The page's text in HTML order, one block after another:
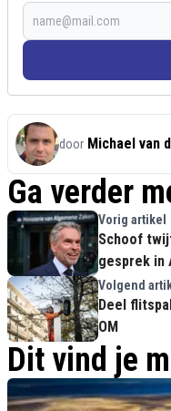
door Michael van
Ga verder
Vorig artikel
Schoof
gesprek in
Volgend
Deel
OM
Dit vind je